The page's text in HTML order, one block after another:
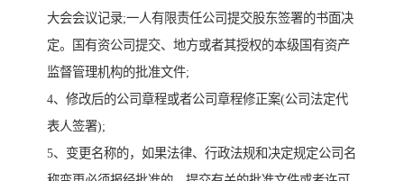
大会会议记录;一人有限责任公司提交股东签署的书面决
定。国有资公司提交、地方或者其授权的本级国有资产
监督管理机构的批准文件;
4、修改后的公司章程或者公司章程修正案(公司法定代
表人签署);
5、变更名称的，如果法律、行政法规和决定规定公司名